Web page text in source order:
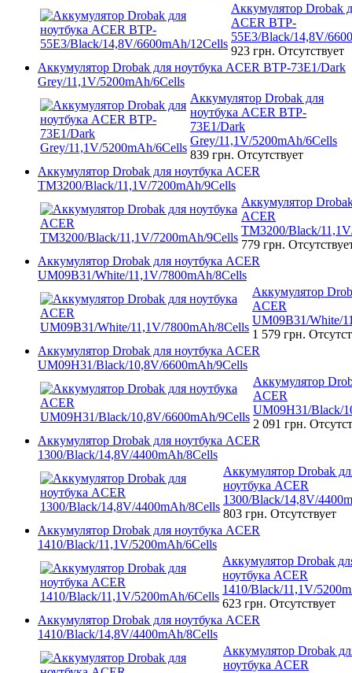
Аккумулятор Drobak
ACER BTP-
55E3/Black/14,8V/
923 грн. Отсутствует
Аккумулятор Drobak для ноутбука ACER BTP-73E1/Dark
Grey/11,1V/5200mAh/6Cells
Аккумулятор Drobak для
ноутбука ACER BTP-
73E1/Dark
Grey/11,1V/5200mAh/6Cells
839 грн. Отсутствует
Аккумулятор Drobak для ноутбука ACER
TM3200/Black/11,1V/7200mAh/9Cells
Аккумулятор
ACER
TM3200/Black/
779 грн.
Аккумулятор Drobak для ноутбука ACER
UM09B31/White/11,1V/7800mAh/8Cells
Аккумулятор
ACER
UM09B31/White/
1 579 грн.
Аккумулятор Drobak для ноутбука ACER
UM09H31/Black/10,8V/6600mAh/9Cells
Аккумулятор
ACER
UM09H31/Black/
2 091 грн.
Аккумулятор Drobak для ноутбука ACER
1300/Black/14,8V/4400mAh/8Cells
Аккумулятор Drobak
ноутбука ACER
1300/Black/14,8V/
803 грн. Отсутствует
Аккумулятор Drobak для ноутбука ACER
1410/Black/11,1V/5200mAh/6Cells
Аккумулятор Drobak
ноутбука ACER
1410/Black/11,1V/
623 грн. Отсутствует
Аккумулятор Drobak для ноутбука ACER
1410/Black/14,8V/4400mAh/8Cells
Аккумулятор Drobak
ноутбука ACER